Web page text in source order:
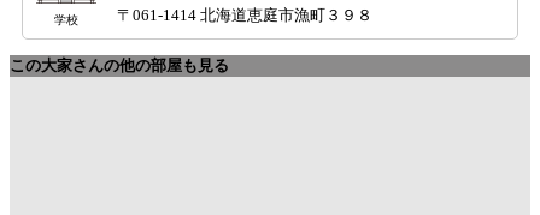
学校 〒061-1414 北海道恵庭市漁町３９８
この大家さんの他の部屋も見る